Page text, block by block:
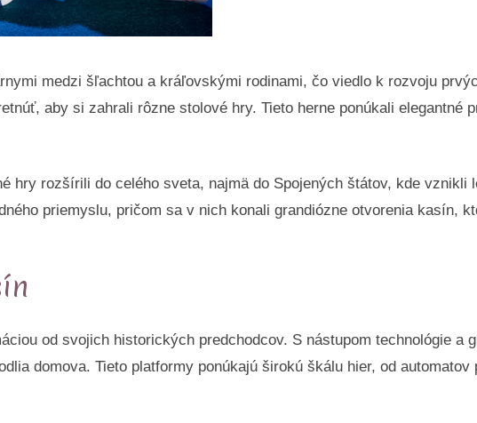
medzi šľachtou a kráľovskými rodinami, čo viedlo k rozvoju
aby si zahrali rôzne stolové hry. Tieto herne ponúkali elegantné
hry rozšírili do celého sveta, najmä do Spojených štátov, kde vznikli
priemyslu, pričom sa v nich konali grandiózne otvorenia kasín,
od svojich historických predchodcov. S nástupom technológie a
domova. Tieto platformy ponúkajú širokú škálu hier, od